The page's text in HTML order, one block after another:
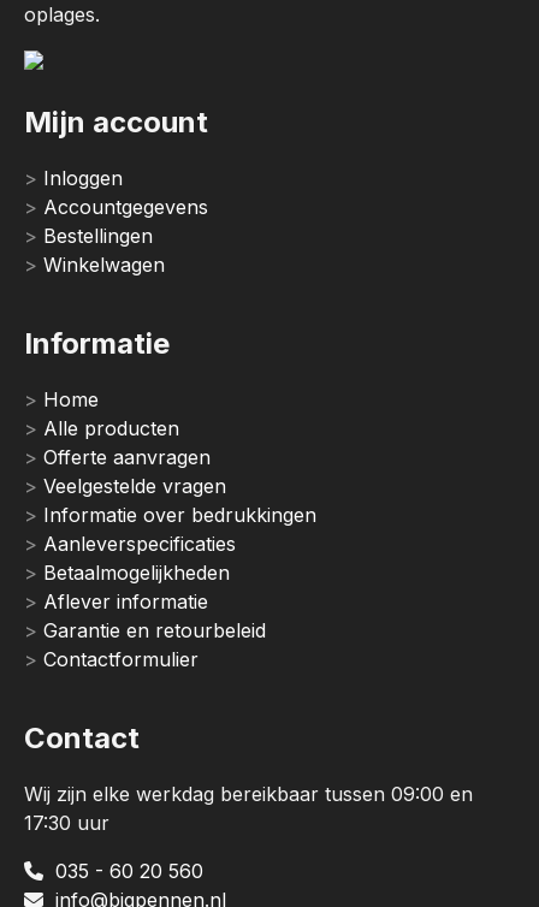
oplages.
Mijn account
Inloggen
Accountgegevens
Bestellingen
Winkelwagen
Informatie
Home
Alle producten
Offerte aanvragen
Veelgestelde vragen
Informatie over bedrukkingen
Aanleverspecificaties
Betaalmogelijkheden
Aflever informatie
Garantie en retourbeleid
Contactformulier
Contact
Wij zijn elke werkdag bereikbaar tussen 09:00 en
17:30 uur
035 - 60 20 560
info@bigpennen.nl